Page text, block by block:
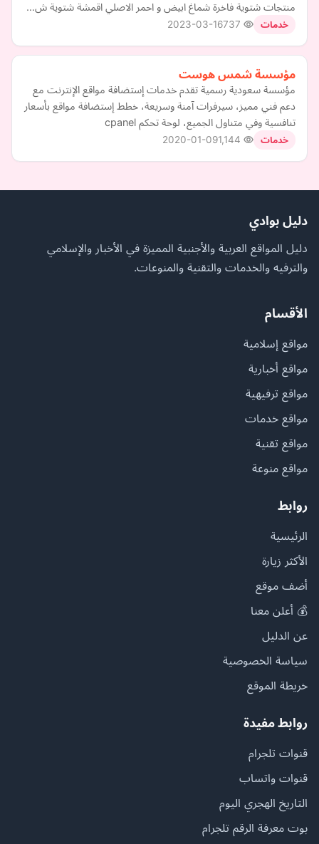
منتجات شتوية فاخرة شماغ ابيض و احمر الاصلي اقمشة شتوية ش…
خدمات 2023-03-16
مؤسسة شمس هوست
مؤسسة سعودية رسمية تقدم خدمات إستضافة مواقع الإنترنت مع
دعم فني مميز، سيرفرات آمنة وسريعة، خطط إستضافة مواقع بأسعار
تنافسية وفي متناول الجميع، لوحة تحكم cpanel
خدمات 2020-01-09
دليل بوادي
دليل المواقع العربية والأجنبية المميزة في الأخبار والإسلامي
والترفيه والخدمات والتقنية والمنوعات.
الأقسام
مواقع إسلامية
مواقع أخبارية
مواقع ترفيهية
مواقع خدمات
مواقع تقنية
مواقع منوعة
روابط
الرئيسية
الأكثر زيارة
أضف موقع
💰 أعلن معنا
عن الدليل
سياسة الخصوصية
خريطة الموقع
روابط مفيدة
قنوات تلجرام
قنوات واتساب
التاريخ الهجري اليوم
بوت معرفة الرقم تلجرام